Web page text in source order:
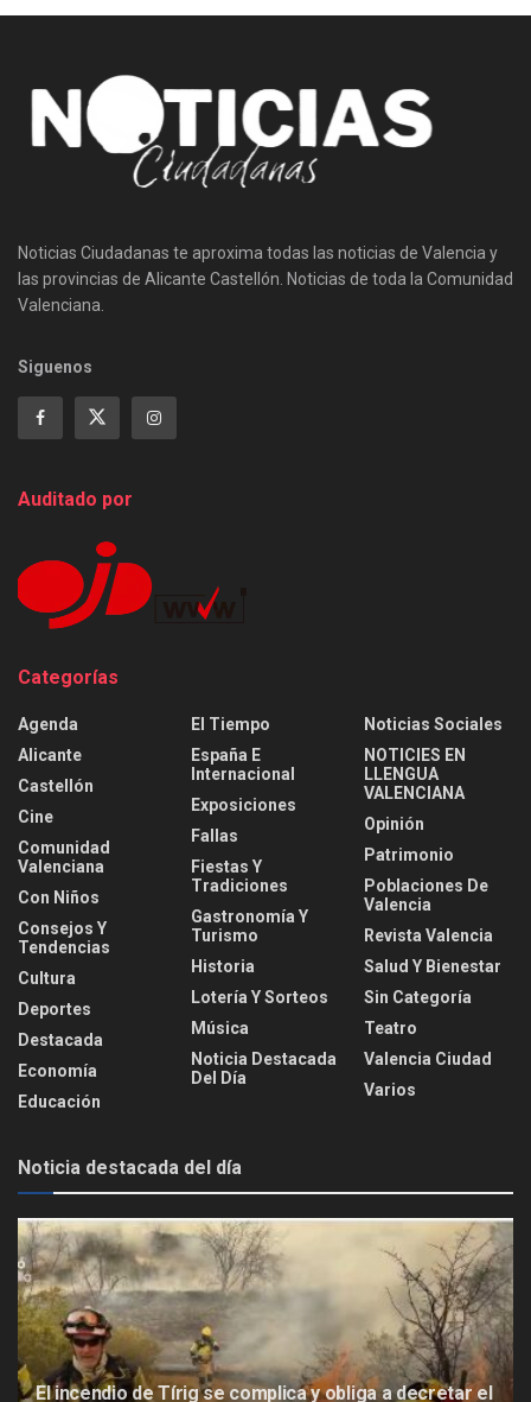
Noticias Ciudadanas te aproxima todas las noticias de Valencia y
las provincias de Alicante Castellón. Noticias de toda la Comunidad
Valenciana.
Siguenos
Auditado por
Categorías
Agenda
Alicante
Castellón
Cine
Comunidad
Valenciana
Con Niños
Consejos Y
Tendencias
Cultura
Deportes
Destacada
Economía
Educación
El Tiempo
España E
Internacional
Exposiciones
Fallas
Fiestas Y
Tradiciones
Gastronomía Y
Turismo
Historia
Lotería Y Sorteos
Música
Noticia Destacada
Del Día
Noticias Sociales
NOTICIES EN
LLENGUA
VALENCIANA
Opinión
Patrimonio
Poblaciones De
Valencia
Revista Valencia
Salud Y Bienestar
Sin Categoría
Teatro
Valencia Ciudad
Varios
Noticia destacada del día
El incendio de Tírig se complica y obliga a decretar el